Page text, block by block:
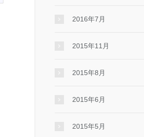
2016年7月
2015年11月
2015年8月
2015年6月
2015年5月